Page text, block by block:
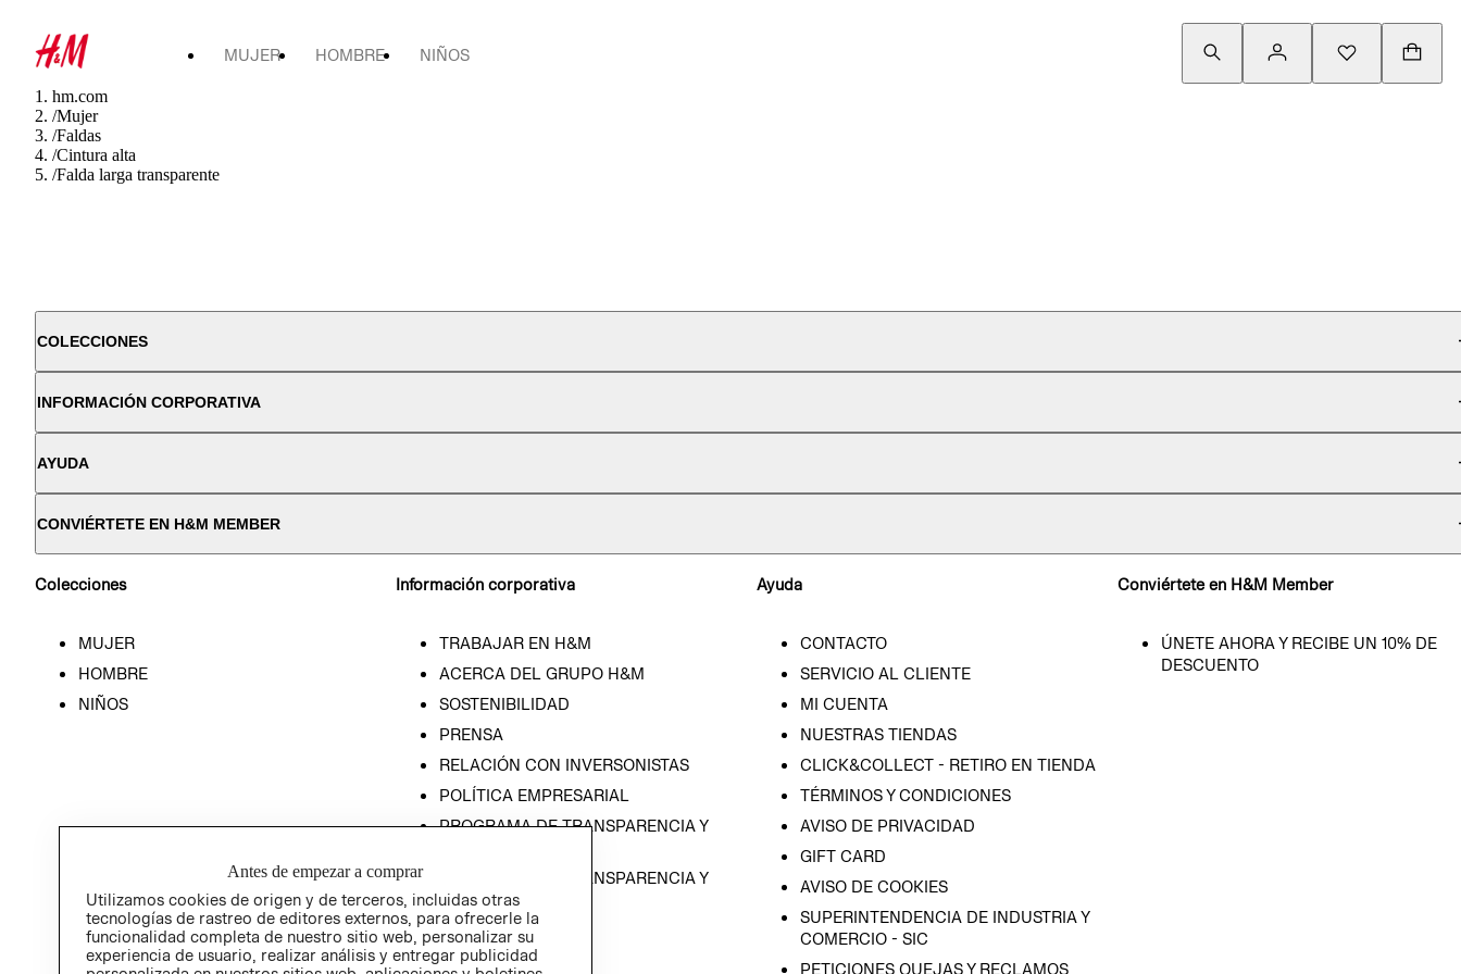
MUJER HOMBRE NIÑOS
hm.com
/Mujer
/Faldas
/Cintura alta
/Falda larga transparente
COLECCIONES
INFORMACIÓN CORPORATIVA
AYUDA
CONVIÉRTETE EN H&M MEMBER
Colecciones
MUJER
HOMBRE
NIÑOS
Información corporativa
TRABAJAR EN H&M
ACERCA DEL GRUPO H&M
SOSTENIBILIDAD
PRENSA
RELACIÓN CON INVERSONISTAS
POLÍTICA EMPRESARIAL
PROGRAMA DE TRANSPARENCIA Y
PROGRAMA DE TRANSPARENCIA Y
ÉTICA (INGLÉS)
Ayuda
CONTACTO
SERVICIO AL CLIENTE
MI CUENTA
NUESTRAS TIENDAS
CLICK&COLLECT - RETIRO EN TIENDA
TÉRMINOS Y CONDICIONES
AVISO DE PRIVACIDAD
GIFT CARD
AVISO DE COOKIES
SUPERINTENDENCIA DE INDUSTRIA Y
COMERCIO - SIC
PETICIONES QUEJAS Y RECLAMOS
Conviértete en H&M Member
ÚNETE AHORA Y RECIBE UN 10% DE
DESCUENTO
Antes de empezar a comprar
Utilizamos cookies de origen y de terceros, incluidas otras
tecnologías de rastreo de editores externos, para ofrecerle la
funcionalidad completa de nuestro sitio web, personalizar su
experiencia de usuario, realizar análisis y entregar publicidad